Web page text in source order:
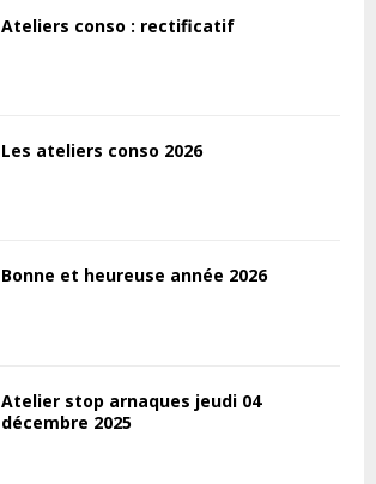
Ateliers conso : rectificatif
Les ateliers conso 2026
Bonne et heureuse année 2026
Atelier stop arnaques jeudi 04
décembre 2025